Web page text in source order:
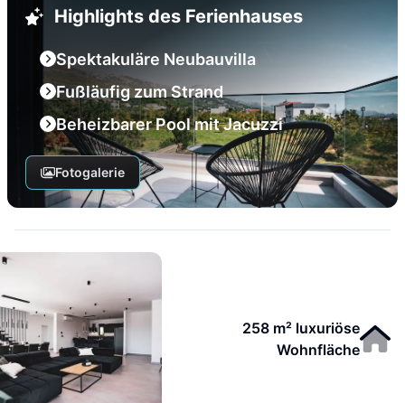
Highlights des Ferienhauses
Spektakuläre Neubauvilla
Fußläufig zum Strand
Beheizbarer Pool mit Jacuzzi
Fotogalerie
258 m² luxuriöse
Wohnfläche